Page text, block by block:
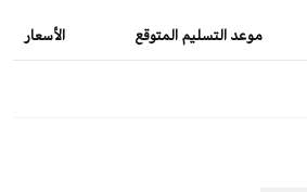
موعد التسليم المتوقع الأسعار